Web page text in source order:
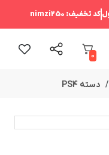
کد تخفیف: nimzi250
0
دسته PS4